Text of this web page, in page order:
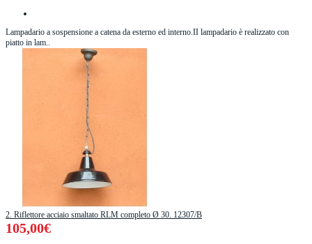
Lampadario a sospensione a catena da esterno ed interno.II lampadario è realizzato con
piatto in lam..
2. Riflettore acciaio smaltato RLM completo Ø 30. 12307/B
105,00€